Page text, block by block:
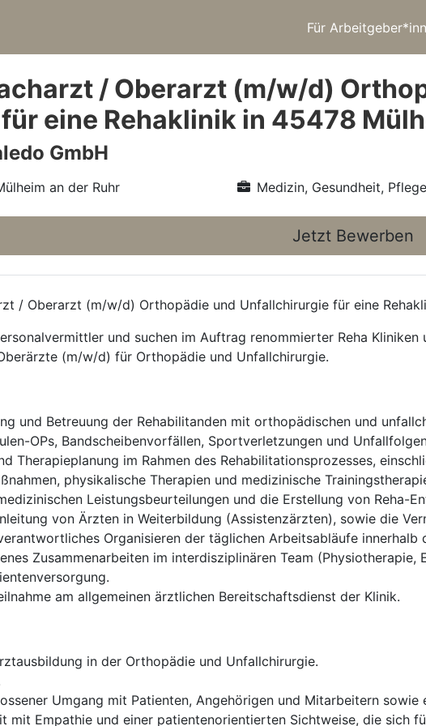
Für
/ Oberarzt (m/w/d)
eine Rehaklinik in 45478
GmbH
an der Ruhr Medizin, Gesundheit, Pflege
Jetzt Bewerben
/ Oberarzt (m/w/d) Orthopädie und Unfallchirurgie für eine
und suchen im Auftrag renommierter Reha
(m/w/d) für Orthopädie und Unfallchirurgie.
und Betreuung der Rehabilitanden mit orthopädischen und
OPs, Bandscheibenvorfällen, Sportverletzungen und
Therapieplanung im Rahmen des Rehabilitationsprozesses,
physikalische Therapien und medizinische
Leistungsbeurteilungen und die Erstellung von Reha-
von Ärzten in Weiterbildung (Assistenzärzten), sowie die
Organisieren der täglichen Arbeitsabläufe innerhalb
Zusammenarbeiten im interdisziplinären Team
am allgemeinen ärztlichen Bereitschaftsdienst der Klinik.
in der Orthopädie und Unfallchirurgie.
Umgang mit Patienten, Angehörigen und Mitarbeitern
mit Empathie und einer patientenorientierten Sichtweise, die sich